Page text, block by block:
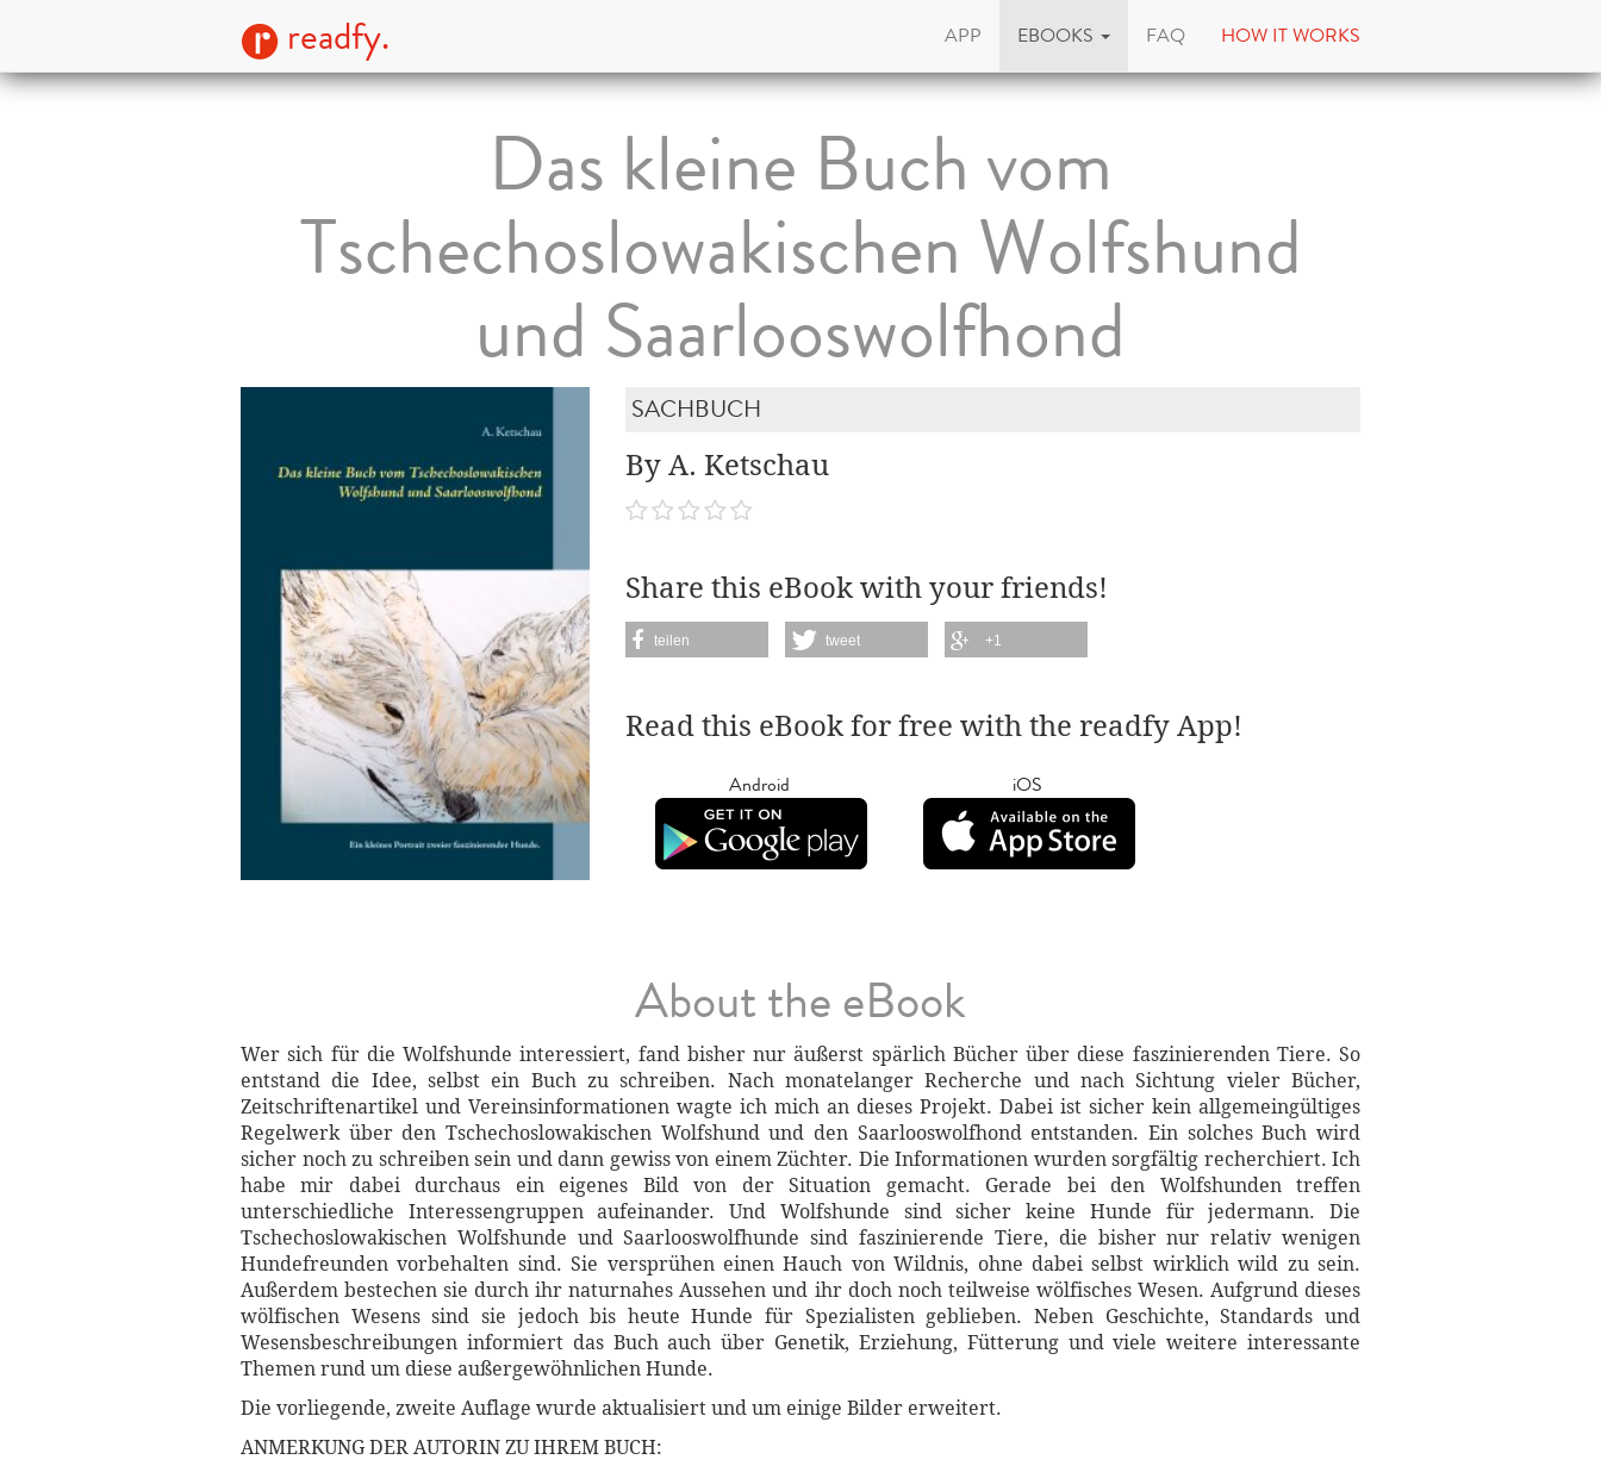
readfy. APP EBOOKS FAQ HOW IT WORKS
Das kleine Buch vom
Tschechoslowakischen Wolfshund
und Saarlooswolfhond
SACHBUCH
By A. Ketschau
Share this eBook with your friends!
teilen tweet +1
Read this eBook for free with the readfy App!
Android iOS
About the eBook
Wer sich für die Wolfshunde interessiert, fand bisher nur äußerst spärlich Bücher über diese faszinierenden Tiere. So
entstand die Idee, selbst ein Buch zu schreiben. Nach monatelanger Recherche und nach Sichtung vieler Bücher,
Zeitschriftenartikel und Vereinsinformationen wagte ich mich an dieses Projekt. Dabei ist sicher kein allgemeingültiges
Regelwerk über den Tschechoslowakischen Wolfshund und den Saarlooswolfhond entstanden. Ein solches Buch wird
sicher noch zu schreiben sein und dann gewiss von einem Züchter. Die Informationen wurden sorgfältig recherchiert. Ich
habe mir dabei durchaus ein eigenes Bild von der Situation gemacht. Gerade bei den Wolfshunden treffen
unterschiedliche Interessengruppen aufeinander. Und Wolfshunde sind sicher keine Hunde für jedermann. Die
Tschechoslowakischen Wolfshunde und Saarlooswolfhunde sind faszinierende Tiere, die bisher nur relativ wenigen
Hundefreunden vorbehalten sind. Sie versprühen einen Hauch von Wildnis, ohne dabei selbst wirklich wild zu sein.
Außerdem bestechen sie durch ihr naturnahes Aussehen und ihr doch noch teilweise wölfisches Wesen. Aufgrund dieses
wölfischen Wesens sind sie jedoch bis heute Hunde für Spezialisten geblieben. Neben Geschichte, Standards und
Wesensbeschreibungen informiert das Buch auch über Genetik, Erziehung, Fütterung und viele weitere interessante
Themen rund um diese außergewöhnlichen Hunde.
Die vorliegende, zweite Auflage wurde aktualisiert und um einige Bilder erweitert.
ANMERKUNG DER AUTORIN ZU IHREM BUCH: